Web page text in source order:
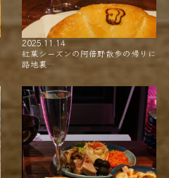
2025.11.14
紅葉シーズンの阿倍野散歩の帰りに
路地裏…